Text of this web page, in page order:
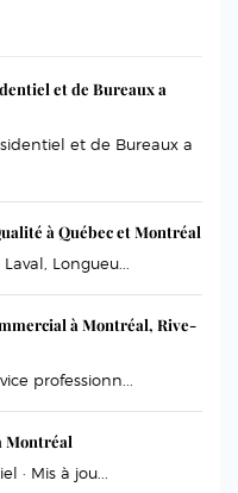
et de Bureaux a
et de Bureaux a
à Québec et Montréal
Longueu...
à Montréal, Rive-
professionn...
Montréal
· Mis à jou...